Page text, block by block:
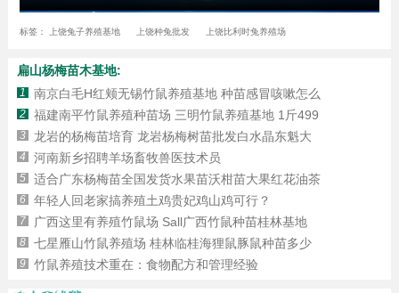
标签： 上饶兔子养殖基地 上饶种兔批发 上饶比利时兔养殖场
扁山杨梅苗木基地:
1 南京白毛H红颊无锡竹鼠养殖基地 种苗感冒咳嗽怎么
2 福建南平竹鼠养殖种苗场 三明竹鼠养殖基地 1斤499
3 龙岩的杨梅苗培育 龙岩杨梅树苗批发白水晶东魁大
4 河南新乡招聘羊场畜牧兽医技术员
5 适合广东杨梅苗全国发货水果苗沃柑苗大果红花油茶
6 年轻人回老家搞养殖土鸡贵妃鸡山鸡可行？
7 广西这里有养殖竹鼠场 Sall广西竹鼠种苗桂林基地
8 七星雁山竹鼠养殖场 桂林临桂海狸鼠豚鼠种苗多少
9 竹鼠养殖技术重在：食物配方和管理经验